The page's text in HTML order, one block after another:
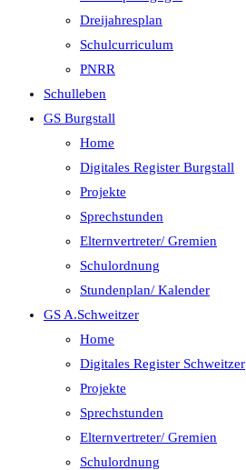
Dreijahresplan
Schulcurriculum
PNRR
Schulleben
GS Burgstall
Home
Digitales Register Burgstall
Projekte
Sprechstunden
Elternvertreter/ Gremien
Schulordnung
Stundenplan/ Kalender
GS A.Schweitzer
Home
Digitales Register Schweitzer
Projekte
Sprechstunden
Elternvertreter/ Gremien
Schulordnung